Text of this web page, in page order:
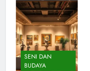
SENI DAN
BUDAYA